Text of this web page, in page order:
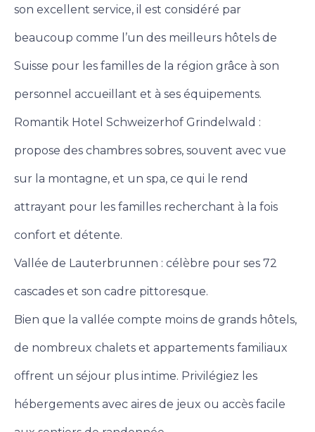
son excellent service, il est considéré par
beaucoup comme l’un des meilleurs hôtels de
Suisse pour les familles de la région grâce à son
personnel accueillant et à ses équipements.
Romantik Hotel Schweizerhof Grindelwald :
propose des chambres sobres, souvent avec vue
sur la montagne, et un spa, ce qui le rend
attrayant pour les familles recherchant à la fois
confort et détente.
Vallée de Lauterbrunnen : célèbre pour ses 72
cascades et son cadre pittoresque.
Bien que la vallée compte moins de grands hôtels,
de nombreux chalets et appartements familiaux
offrent un séjour plus intime. Privilégiez les
hébergements avec aires de jeux ou accès facile